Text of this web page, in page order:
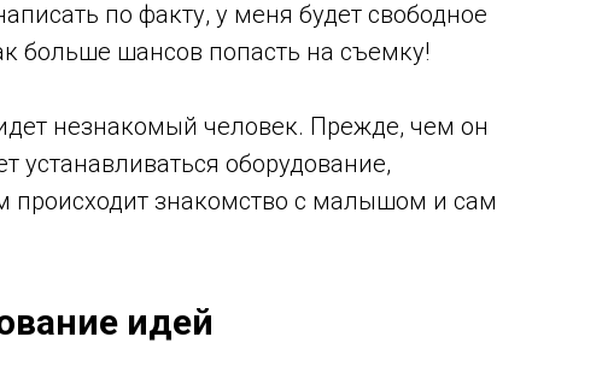
по факту, у меня будет свободное
больше шансов попасть на съемку!
незнакомый человек. Прежде, чем он
устанавливаться оборудование,
происходит знакомство с малышом и сам
идей